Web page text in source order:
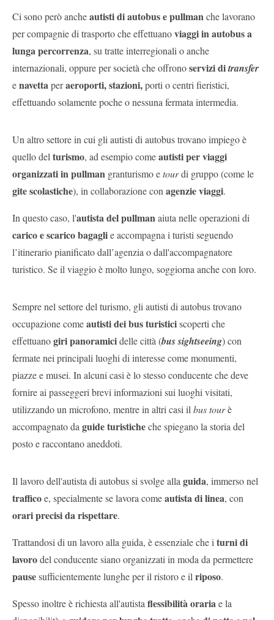
Ci sono però ancheautisti di autobus e pullmanche lavorano
per compagnie di trasporto che effettuanoviaggi in autobus a
lunga percorrenza, su tratte interregionali o anche
internazionali, oppure per società che offronoservizi ditransfer
enavettaperaeroporti, stazioni,porti o centri fieristici,
effettuando solamente poche o nessuna fermata intermedia.
Un altro settore in cui gli autisti di autobus trovano impiego è
quello del turismo, ad esempio comeautisti per viaggi
organizzati in pullman granturismo etourdi gruppo (come le
gite scolastiche), in collaborazione con agenzie viaggi.
In questo caso, l'autista del pullmanaiuta nelle operazioni di
carico e scarico bagaglie accompagna i turisti seguendo
l’itinerario pianificato dall’agenzia o dall'accompagnatore
turistico. Se il viaggio è molto lungo, soggiorna anche con loro.
Sempre nel settore del turismo, gli autisti di autobus trovano
occupazione comeautisti dei bus turisticiscoperti che
effettuanogiri panoramicidelle città (bus sightseeing) con
fermate nei principali luoghi di interesse come monumenti,
piazze e musei. In alcuni casi è lo stesso conducente che deve
fornire ai passeggeri brevi informazioni sui luoghi visitati,
utilizzando un microfono, mentre in altri casi il bus tourè
accompagnato da guide turisticheche spiegano la storia del
posto e raccontano aneddoti.
Il lavoro dell'autista di autobus si svolge alla guida, immerso nel
trafficoe, specialmente se lavora comeautista di linea, con
orari precisi da rispettare.
Trattandosi di un lavoro alla guida, è essenziale che i turni di
lavorodel conducente siano organizzati in moda da permettere
pausesufficientemente lunghe per il ristoro e il riposo.
Spesso inoltre è richiesta all'autista flessibilità orariae la